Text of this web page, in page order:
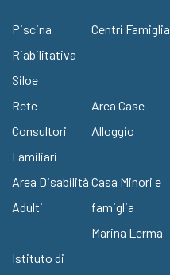
Piscina
Riabilitativa
Siloe
Centri Famiglia
Rete
Consultori
Familiari
Area Case
Alloggio
Area Disabilità
Adulti
Casa Minori e
famiglia
Marina Lerma
Istituto di